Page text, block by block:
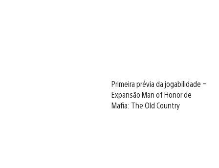
Primeira prévia da jogabilidade –
Expansão Man of Honor de
Mafia: The Old Country